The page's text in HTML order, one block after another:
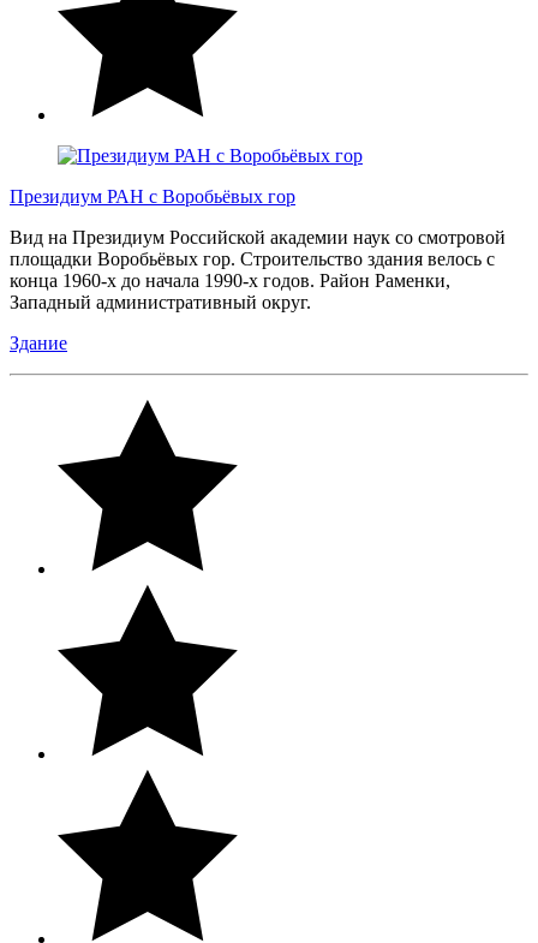
Президиум РАН с Воробьёвых гор
Вид на Президиум Российской академии наук со смотровой
площадки Воробьёвых гор. Строительство здания велось с
конца 1960-х до начала 1990-х годов. Район Раменки,
Западный административный округ.
Здание